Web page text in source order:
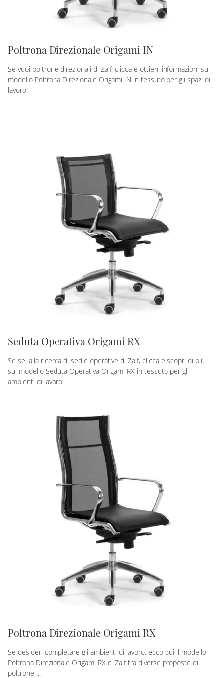
Poltrona Direzionale Origami IN
Se vuoi poltrone direzionali di Zalf, clicca e ottieni informazioni sul
modello Poltrona Direzionale Origami IN in tessuto per gli spazi di
lavoro!
Seduta Operativa Origami RX
Se sei alla ricerca di sedie operative di Zalf, clicca e scopri di più
sul modello Seduta Operativa Origami RX in tessuto per gli
ambienti di lavoro!
Poltrona Direzionale Origami RX
Se desideri completare gli ambienti di lavoro, ecco qui il modello
Poltrona Direzionale Origami RX di Zalf tra diverse proposte di
poltrone ...